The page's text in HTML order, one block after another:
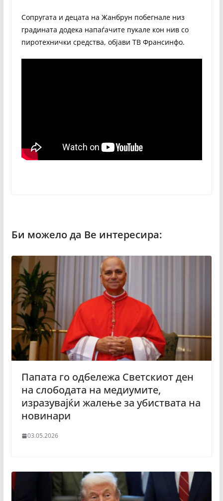
Сопругата и децата на Жанбрун побегнале низ
градината додека напаѓачите пукале кон нив со
пиротехнички средства, објави ТВ Франсинфо.
Папата го одбележа Светскиот ден
на слободата на медиумите,
изразувајќи жалење за убиствата на
новинари
03.05.2026